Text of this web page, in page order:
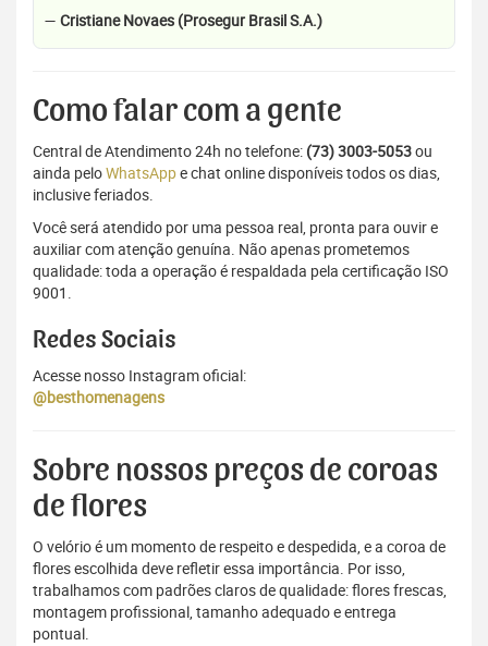
— Cristiane Novaes (Prosegur Brasil S.A.)
Como falar com a gente
Central de Atendimento 24h no telefone: (73) 3003-5053ou
ainda peloWhatsAppe chat online disponíveis todos os dias,
inclusive feriados.
Você será atendido por uma pessoa real, pronta para ouvir e
auxiliar com atenção genuína. Não apenas prometemos
qualidade: toda a operação é respaldada pela certificação ISO
9001.
Redes Sociais
Acesse nosso Instagram oficial:
@besthomenagens
Sobre nossos preços de coroas
de flores
O velório é um momento de respeito e despedida, e a coroa de
flores escolhida deve refletir essa importância. Por isso,
trabalhamos com padrões claros de qualidade: flores frescas,
montagem profissional, tamanho adequado e entrega
pontual.